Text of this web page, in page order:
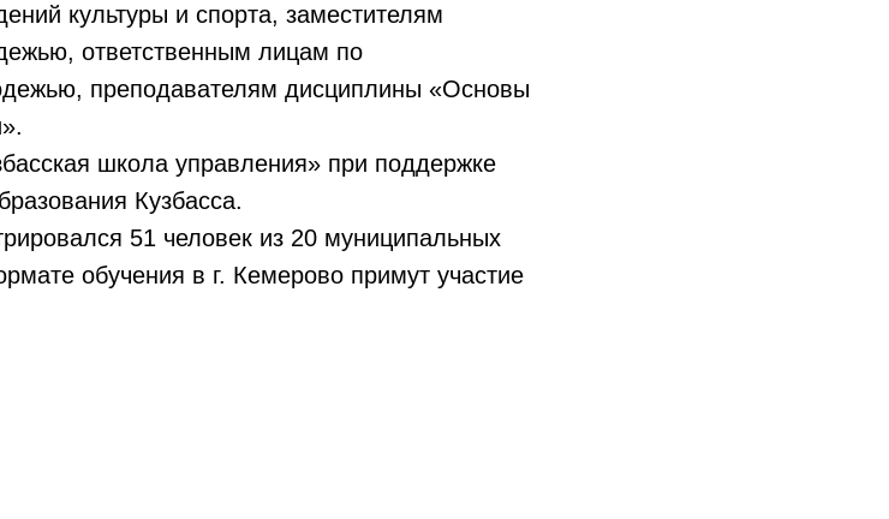
культуры и спорта, заместителям
ответственным лицам по
преподавателям дисциплины «Основы
школа управления» при поддержке
Кузбасса.
51 человек из 20 муниципальных
обучения в г. Кемерово примут участие